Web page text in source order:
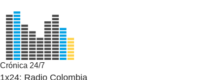
Crónica 24/7
1x24: Radio Colombia